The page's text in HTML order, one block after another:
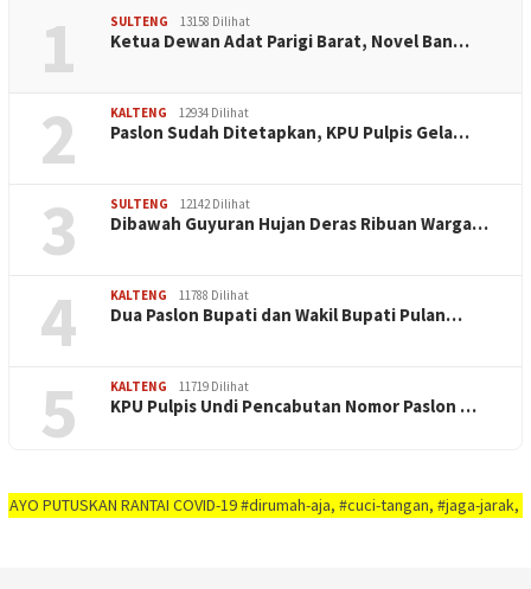
1 SULTENG 13158 Dilihat
Ketua Dewan Adat Parigi Barat, Novel Ban…
2 KALTENG 12934 Dilihat
Paslon Sudah Ditetapkan, KPU Pulpis Gela…
3 SULTENG 12142 Dilihat
Dibawah Guyuran Hujan Deras Ribuan Warga…
4 KALTENG 11788 Dilihat
Dua Paslon Bupati dan Wakil Bupati Pulan…
5 KALTENG 11719 Dilihat
KPU Pulpis Undi Pencabutan Nomor Paslon …
RANTAI COVID-19 #dirumah-aja, #cuci-tangan, #jaga-jarak,